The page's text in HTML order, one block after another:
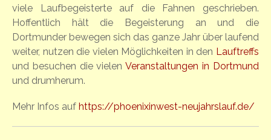
viele Laufbegeisterte auf die Fahnen geschrieben.
Hoffentlich hält die Begeisterung an und die
Dortmunder bewegen sich das ganze Jahr über laufend
weiter, nutzen die vielen Möglichkeiten in den Lauftreffs
und besuchen die vielenVeranstaltungen in Dortmund
und drumherum.
Mehr Infos auf https://phoenixinwest-neujahrslauf.de/